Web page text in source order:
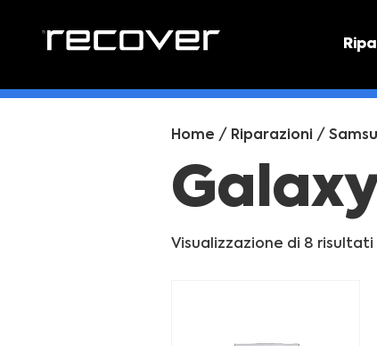
Home / Riparazioni /
Visualizzazione di 8 risultati